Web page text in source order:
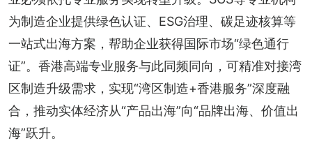
为制造企业提供绿色认证、ESG治理、碳足迹核算等
一站式出海方案，帮助企业获得国际市场“绿色通行
证”。香港高端专业服务与此同频同向，可精准对接湾
区制造升级需求，实现“湾区制造+香港服务”深度融
合，推动实体经济从“产品出海”向“品牌出海、价值出
海”跃升。